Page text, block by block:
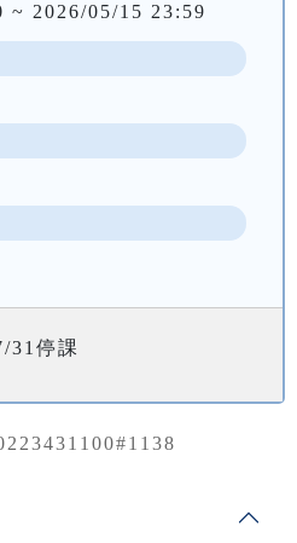
~ 2026/05/15 23:59
31停課